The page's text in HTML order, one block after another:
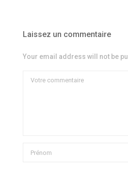
Laissez un commentaire
Your email address will not be